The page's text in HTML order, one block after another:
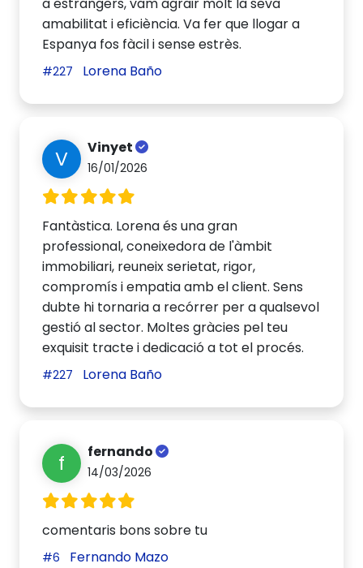
amabilitat i eficiència. Va fer que llogar a
Espanya fos fàcil i sense estrès.
#227 Lorena Baño
V Vinyet
16/01/2026
Fantàstica. Lorena és una gran
professional, coneixedora de l'àmbit
immobiliari, reuneix serietat, rigor,
compromís i empatia amb el client. Sens
dubte hi tornaria a recórrer per a qualsevol
gestió al sector. Moltes gràcies pel teu
exquisit tracte i dedicació a tot el procés.
#227 Lorena Baño
f fernando
14/03/2026
comentaris bons sobre tu
#6 Fernando Mazo